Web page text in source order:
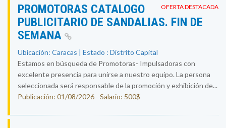
OFERTA DESTACADA
PROMOTORAS CATALOGO
PUBLICITARIO DE SANDALIAS. FIN DE
SEMANA
Ubicación: Caracas | Estado : Distrito Capital
Estamos en búsqueda de Promotoras- Impulsadoras con
excelente presencia para unirse a nuestro equipo. La persona
seleccionada será responsable de la promoción y exhibición de...
Publicación: 01/08/2026 - Salario: 500$